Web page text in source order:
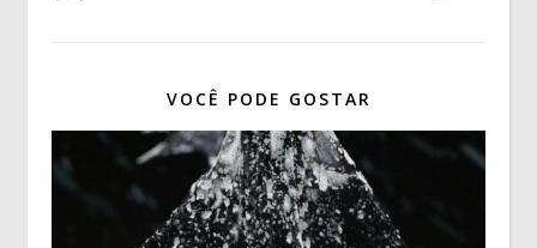
VOCÊ PODE GOSTAR